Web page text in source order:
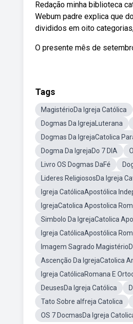
Redação minha biblioteca
Webum padre explica que
divididos em oito
O presente mês de
Tags
MagistérioDa Igreja Católica
Dogmas Da IgrejaLuterana
Dogmas Da IgrejaCatolica
Dogma Da IgrejaDo 7 DIA
Livro OS Dogmas DaFé
Lideres ReligiososDa Igreja
Igreja CatólicaApostólica
IgrejaCatolica Apostolica
Simbolo Da IgrejaCatolica
Igreja CatólicaApostólica
Imagem Sagrado
Ascenção Da IgrejaCatolica
Igreja CatólicaRomana E
DeusesDa Igreja Católica
Tato Sobre aIfreja Catolica
OS 7 DocmasDa Igreja